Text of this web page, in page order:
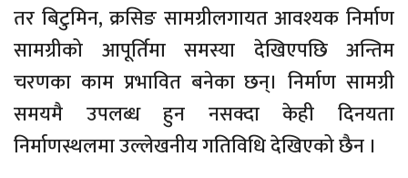
तर बिटुमिन, क्रसिङ सामग्रीलगायत आवश्यक निर्माण
सामग्रीको आपूर्तिमा समस्या देखिएपछि अन्तिम
चरणका काम प्रभावित बनेका छन्। निर्माण सामग्री
समयमै उपलब्ध हुन नसक्दा केही दिनयता
निर्माणस्थलमा उल्लेखनीय गतिविधि देखिएको छैन ।